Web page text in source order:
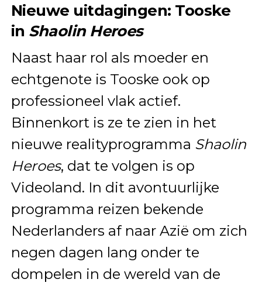
Nieuwe uitdagingen: Tooske
in Shaolin Heroes
Naast haar rol als moeder en
echtgenote is Tooske ook op
professioneel vlak actief.
Binnenkort is ze te zien in het
nieuwe realityprogramma Shaolin
Heroes, dat te volgen is op
Videoland. In dit avontuurlijke
programma reizen bekende
Nederlanders af naar Azië om zich
negen dagen lang onder te
dompelen in de wereld van de